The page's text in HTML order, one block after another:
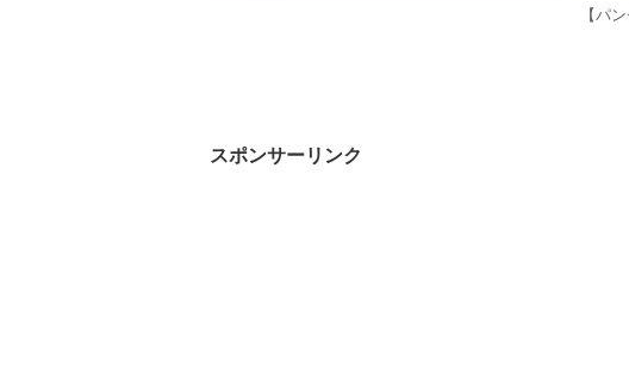
【パ
スポンサーリンク